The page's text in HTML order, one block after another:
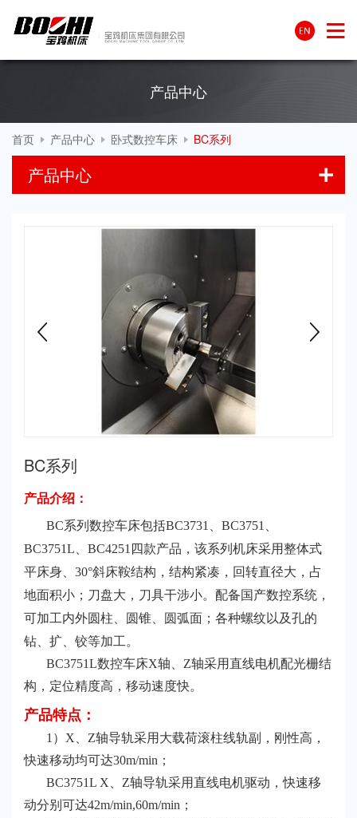
产品中心
首页 产品中心 卧式数控车床 BC系列
产品中心
BC系列
产品介绍：
BC系列数控车床包括BC3731、BC3751、
BC3751L、BC4251四款产品，该系列机床采用整体式
平床身、30°斜床鞍结构，结构紧凑，回转直径大，占
地面积小；刀盘大，刀具干涉小。配备国产数控系统，
可加工内外圆柱、圆锥、圆弧面；各种螺纹以及孔的
钻、扩、铰等加工。
BC3751L数控车床X轴、Z轴采用直线电机配光栅结
构，定位精度高，移动速度快。
产品特点：
1）X、Z轴导轨采用大载荷滚柱线轨副，刚性高，
快速移动均可达30m/min；
BC3751L X、Z轴导轨采用直线电机驱动，快速移
动分别可达42m/min,60m/min；